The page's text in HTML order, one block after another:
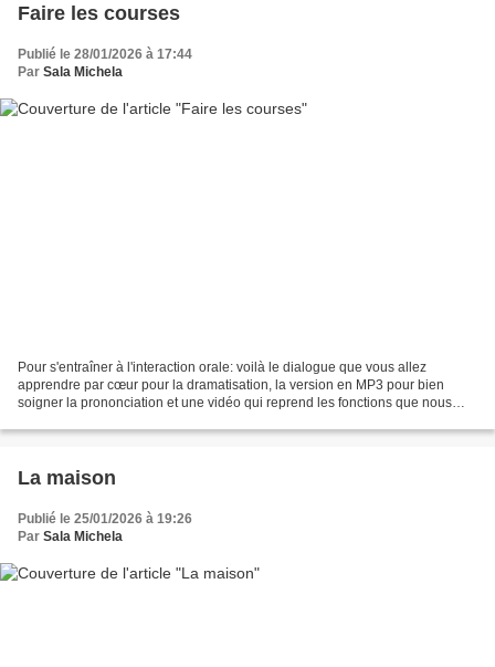
Faire les courses
Publié le 28/01/2026 à 17:44
Par Sala Michela
Pour s'entraîner à l'interaction orale: voilà le dialogue que vous allez
apprendre par cœur pour la dramatisation, la version en MP3 pour bien
soigner la prononciation et une vidéo qui reprend les fonctions que nous
La maison
Publié le 25/01/2026 à 19:26
Par Sala Michela